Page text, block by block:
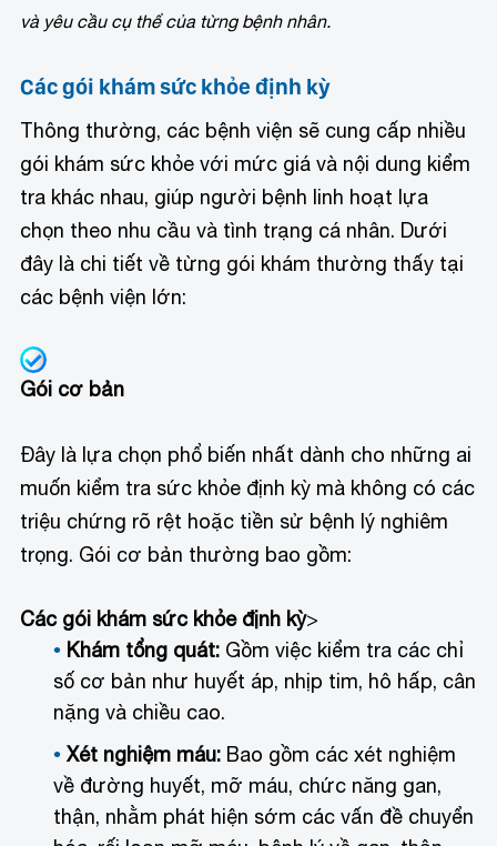
và yêu cầu cụ thể của từng bệnh nhân.
Các gói khám sức khỏe định kỳ
Thông thường, các bệnh viện sẽ cung cấp nhiều
gói khám sức khỏe với mức giá và nội dung kiểm
tra khác nhau, giúp người bệnh linh hoạt lựa
chọn theo nhu cầu và tình trạng cá nhân. Dưới
đây là chi tiết về từng gói khám thường thấy tại
các bệnh viện lớn:
Gói cơ bản
Đây là lựa chọn phổ biến nhất dành cho những ai
muốn kiểm tra sức khỏe định kỳ mà không có các
triệu chứng rõ rệt hoặc tiền sử bệnh lý nghiêm
trọng. Gói cơ bản thường bao gồm:
Các gói khám sức khỏe định kỳ>
Khám tổng quát: Gồm việc kiểm tra các chỉ
số cơ bản như huyết áp, nhịp tim, hô hấp, cân
nặng và chiều cao.
Xét nghiệm máu: Bao gồm các xét nghiệm
về đường huyết, mỡ máu, chức năng gan,
thận, nhằm phát hiện sớm các vấn đề chuyển